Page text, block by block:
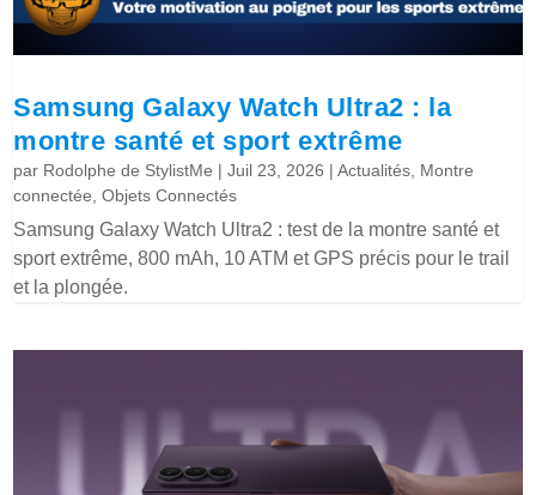
Samsung Galaxy Watch Ultra2 : la
montre santé et sport extrême
par Rodolphe de StylistMe |Juil 23, 2026 |Actualités Montre
connectée ,Objets Connectés
Samsung Galaxy Watch Ultra2 : test de la montre santé et
sport extrême, 800 mAh, 10 ATM et GPS précis pour le trail
et la plongée.